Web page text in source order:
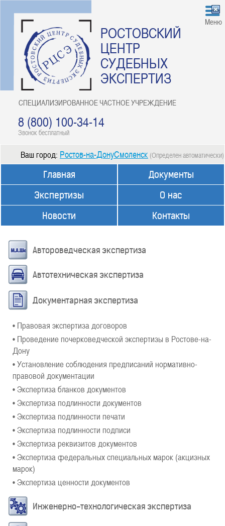
РОСТОВСКИЙ
ЦЕНТР
СУДЕБНЫХ
ЭКСПЕРТИЗ
СПЕЦИАЛИЗИРОВАННОЕ ЧАСТНОЕ УЧРЕЖДЕНИЕ
8 (800) 100-34-14
Звонок бесплатный
Меню
Ваш город: Ростов-на-ДонуСмоленск (Определен автоматически)
Главная
Экспертизы
Новости
Документы
О нас
Контакты
Автороведческая экспертиза
Автотехническая экспертиза
Документарная экспертиза
• Правовая экспертиза договоров
• Проведение почерковедческой экспертизы в Ростове-на-
Дону
• Установление соблюдения предписаний нормативно-
правовой документации
• Экспертиза бланков документов
• Экспертиза подлинности документов
• Экспертиза подлинности печати
• Экспертиза подлинности подписи
• Экспертиза реквизитов документов
• Экспертиза федеральных специальных марок (акцизных
марок)
• Экспертиза ценности документов
Инженерно-технологическая экспертиза